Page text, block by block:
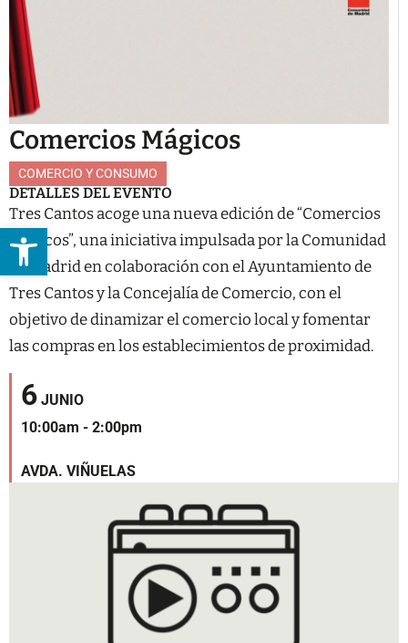
Abrir barra de herramientas
Comercios Mágicos
COMERCIO Y CONSUMO
DETALLES DEL EVENTO
Tres Cantos acoge una nueva edición de “Comercios
Mágicos”, una iniciativa impulsada por la Comunidad
de Madrid en colaboración con el Ayuntamiento de
Tres Cantos y la Concejalía de Comercio, con el
objetivo de dinamizar el comercio local y fomentar
las compras en los establecimientos de proximidad.
6 JUNIO
10:00am - 2:00pm
AVDA. VIÑUELAS